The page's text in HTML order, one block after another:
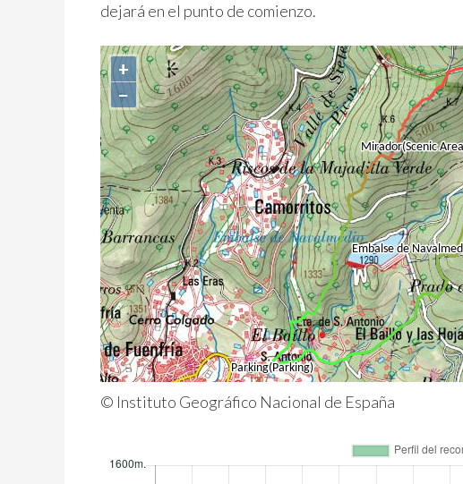
dejará en el punto de comienzo.
+
−
© Instituto Geográfico Nacional de España